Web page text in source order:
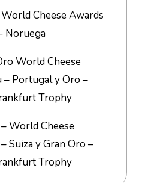
Cheese Awards
Noruega
World Cheese
– Portugal yOro –
Trophy
World Cheese
Suiza yGran Oro –
Trophy